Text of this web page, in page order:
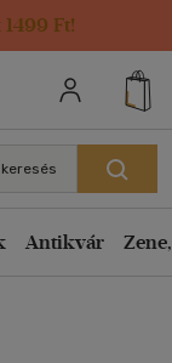
Ft!
Antikvár